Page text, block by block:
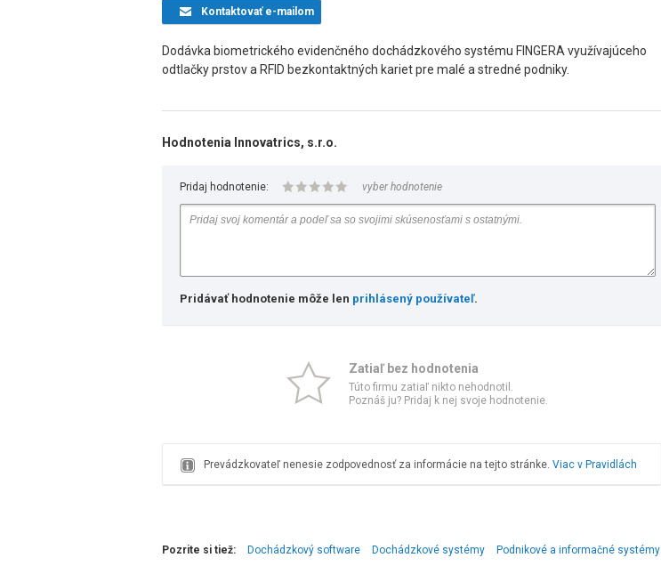
Kontaktovaťe-mailom
Dodávka biometrického evidenčného dochádzkového systému FINGERA využívajúceho
odtlačky prstov a RFID bezkontaktných kariet pre malé a stredné podniky.
Hodnotenia Innovatrics, s.r.o.
Pridaj hodnotenie: vyber hodnotenie
Pridávať hodnotenie môže len prihlásený používateľ.
Zatiaľ bez hodnotenia
Túto firmu zatiaľ nikto nehodnotil.
Poznáš ju? Pridaj k nej svoje hodnotenie.
Prevádzkovateľ nenesie zodpovednosť za informácie na tejto stránke. Viac v Pravidlách
Pozrite si tiež: Dochádzkový software Dochádzkové systémy Podnikové a informačné systémy